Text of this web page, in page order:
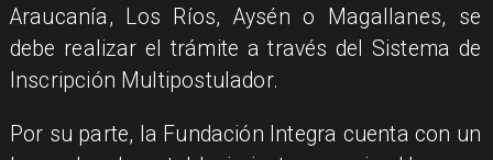
Araucanía, Los Ríos, Aysén o Magallanes, se
debe realizar el trámite a través del Sistema de
Inscripción Multipostulador.
Por su parte, la Fundación Integra cuenta con un